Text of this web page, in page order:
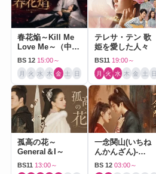
春花焔～Kill Me
Love Me～（中国
ドラマ）
BS 12 15:00～
月 火 水 木 金 土 日
テレサ・テン 歌
姫を愛した人々
BS11 19:00～
月 火 水 木 金 土 日
孤高の花～
General＆I～
BS11 13:00～
一念関山(いちね
んかんざん)-
Journey to Love-
BS 12 03:00～